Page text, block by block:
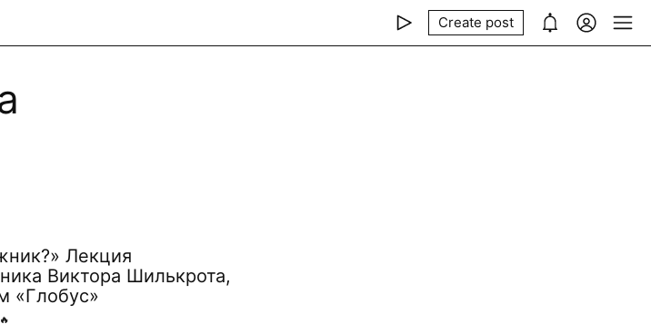
Create post
Лекция
Виктора Шилькрота,
«Глобус»
🔥